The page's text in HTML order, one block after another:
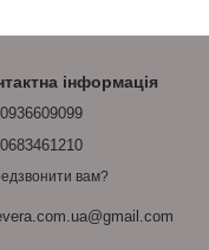
інформація
вам?